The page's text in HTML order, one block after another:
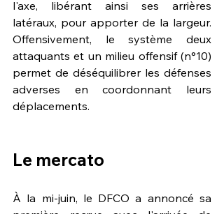
l'axe, libérant ainsi ses arrières
latéraux, pour apporter de la largeur.
Offensivement, le système deux
attaquants et un milieu offensif (n°10)
permet de déséquilibrer les défenses
adverses en coordonnant leurs
déplacements.
Le mercato
À la mi-juin, le DFCO a annoncé sa